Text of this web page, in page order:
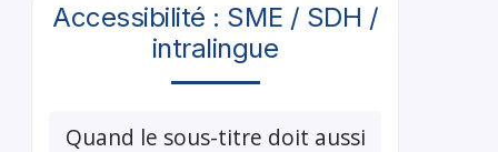
Accessibilité : SME / SDH /
intralingue
Quand le sous-titre doit aussi